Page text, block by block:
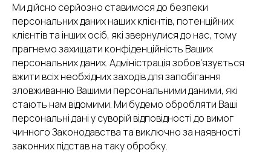
Ми дійсно серйозно ставимося до безпеки
персональних даних наших клієнтів, потенційних
клієнтів та інших осіб, які звернулися до нас, тому
прагнемо захищати конфіденційність Ваших
персональних даних. Адміністрація зобов'язується
вжити всіх необхідних заходів для запобігання
зловживанню Вашими персональними даними, які
стають нам відомими. Ми будемо обробляти Ваші
персональні дані у суворій відповідності до вимог
чинного Законодавства та виключно за наявності
законних підстав на таку обробку.